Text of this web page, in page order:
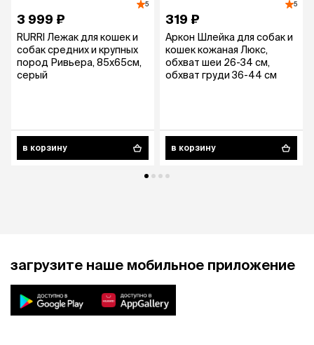
5
3 999 ₽
RURRI Лежак для кошек и
собак средних и крупных
пород Ривьера, 85х65см,
серый
в корзину
5
319 ₽
Аркон Шлейка для собак и
кошек кожаная Люкс,
обхват шеи 26-34 см,
обхват груди 36-44 см
в корзину
загрузите наше мобильное приложение